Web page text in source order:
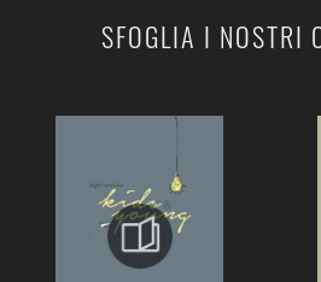
SFOGLIA I NOSTRI